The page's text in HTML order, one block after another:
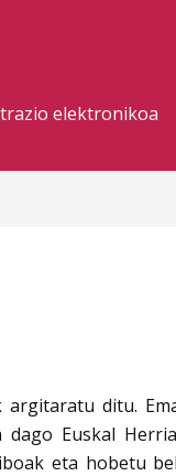
elektronikoa
ditu.
Euskal
eta hobetu